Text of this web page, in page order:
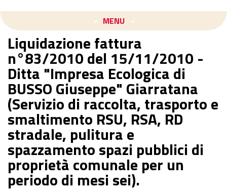
MENU
Liquidazione fattura
n°83/2010 del 15/11/2010 -
Ditta "Impresa Ecologica di
BUSSO Giuseppe" Giarratana
(Servizio di raccolta, trasporto e
smaltimento RSU, RSA, RD
stradale, pulitura e
spazzamento spazi pubblici di
proprietà comunale per un
periodo di mesi sei).